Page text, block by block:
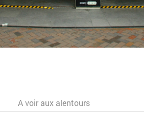
A voir aux alentours